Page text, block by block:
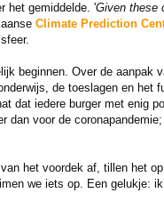
het gemiddelde. 'Given these
Climate Prediction
beginnen. Over de aanpak
de toeslagen en het
dat iedere burger met enig
voor de
het voordek af, tillen het
we iets op. Een gelukje: